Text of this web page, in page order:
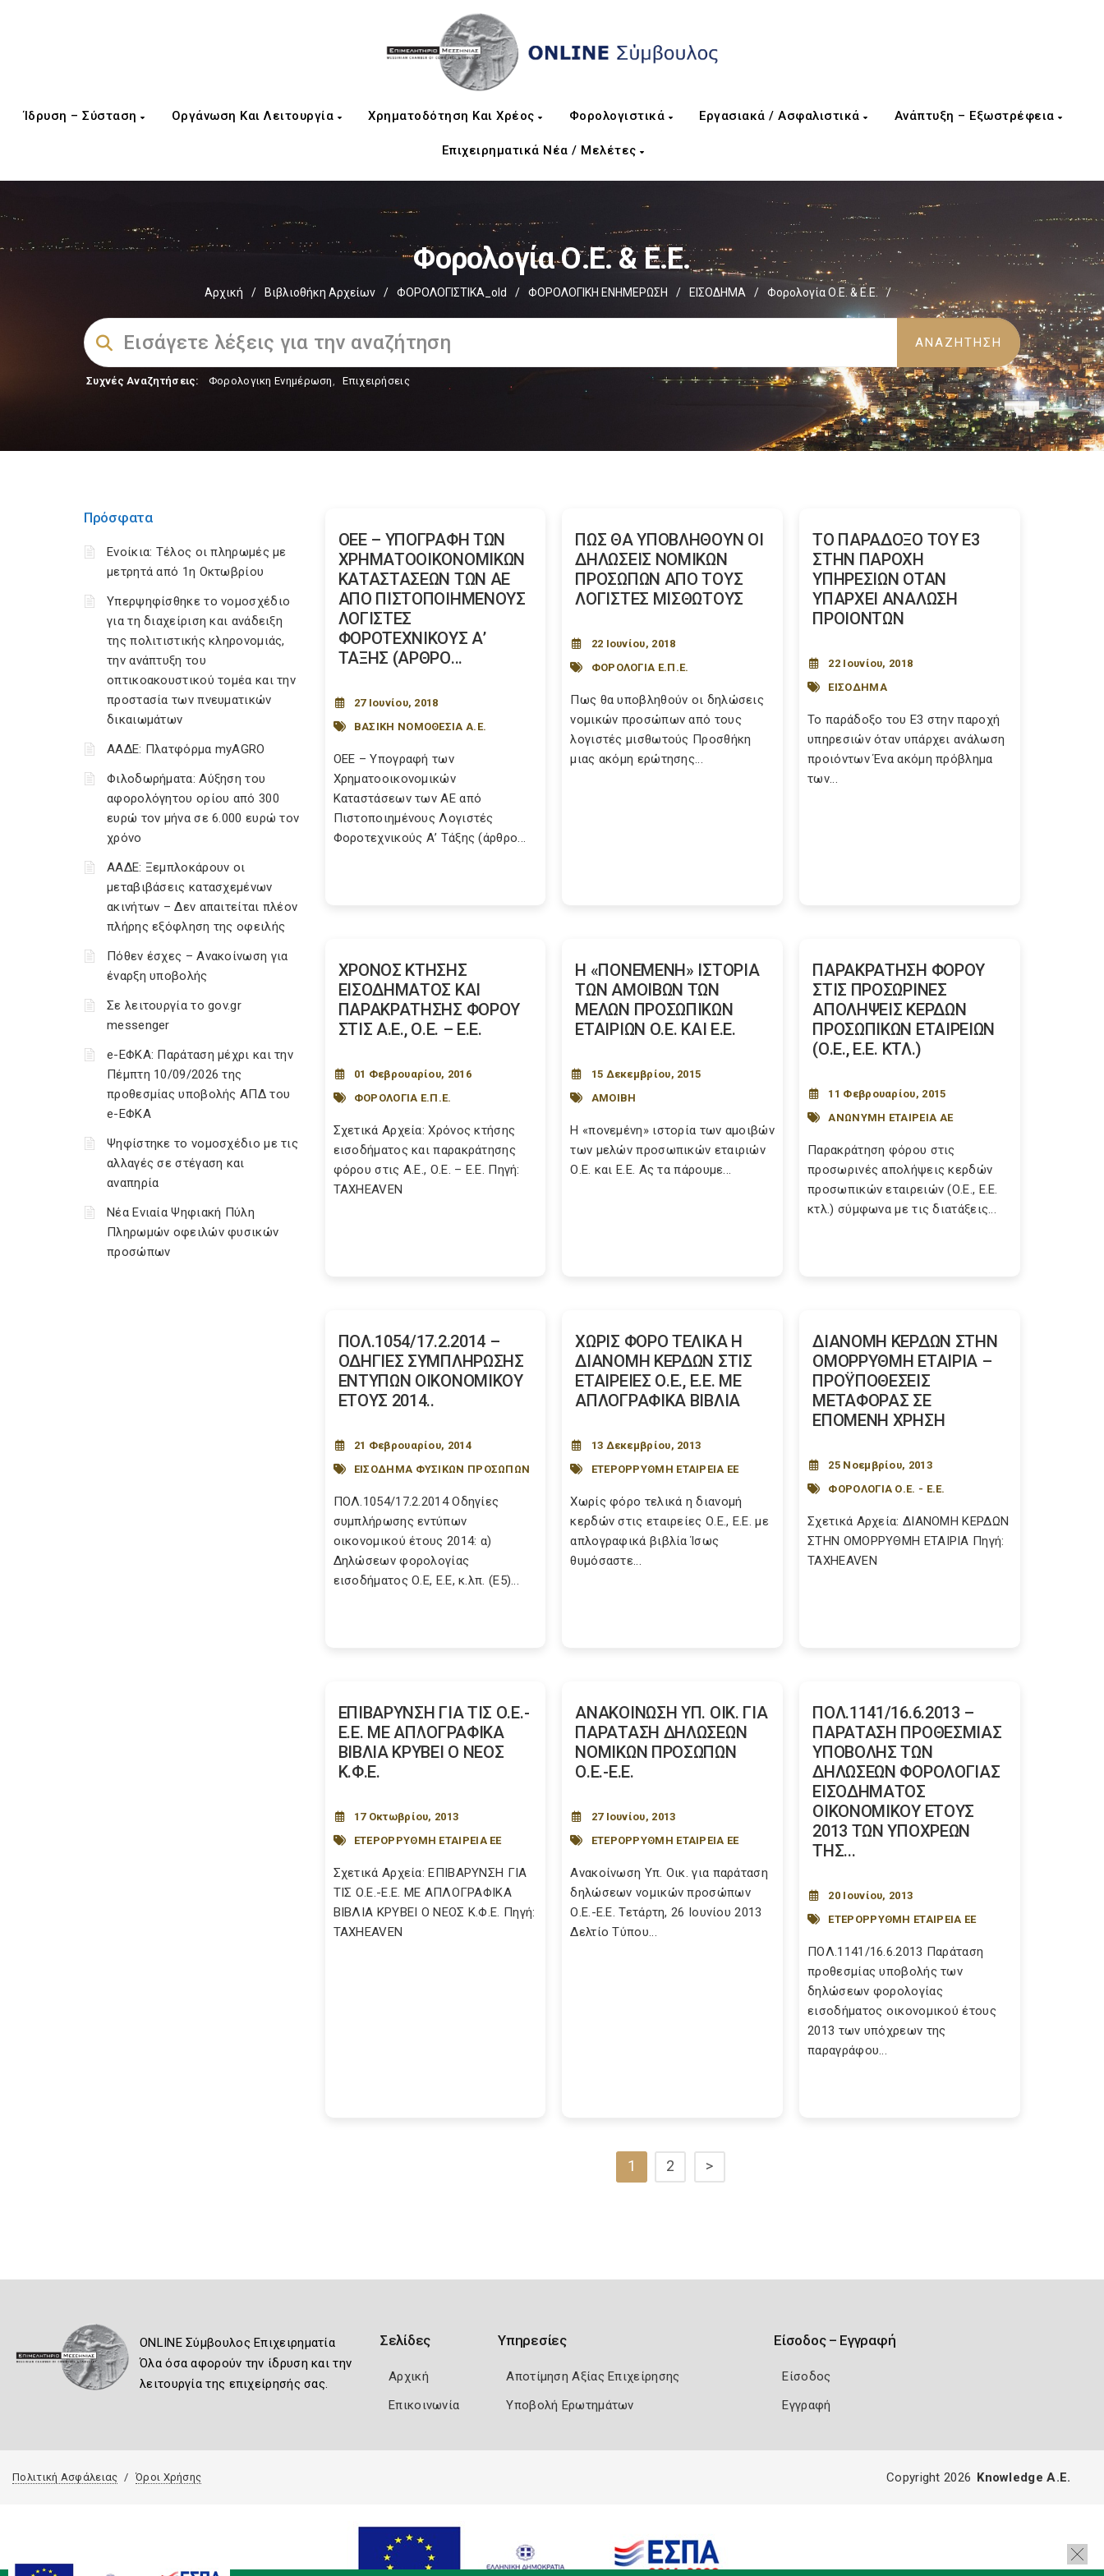
Ίδρυση – Σύσταση Οργάνωση Και Λειτουργία Χρηματοδότηση Και Χρέος Φορολογιστικά Εργασιακά / Ασφαλιστικά Ανάπτυξη – Εξωστρέφεια
Επιχειρηματικά Νέα / Μελέτες
Φορολογία Ο.Ε. & Ε.Ε.
Αρχική / Βιβλιοθήκη Αρχείων / ΦΟΡΟΛΟΓΙΣΤΙΚΑ_old / ΦΟΡΟΛΟΓΙΚΗ ΕΝΗΜΕΡΩΣΗ / ΕΙΣΟΔΗΜΑ / Φορολογία Ο.Ε. & Ε.Ε. /
Συχνές Αναζητήσεις: Φορολογικη Ενημέρωση, Επιχειρήσεις
Πρόσφατα
Ενοίκια: Τέλος οι πληρωμές με
μετρητά από 1η Οκτωβρίου
Υπερψηφίσθηκε το νομοσχέδιο
για τη διαχείριση και ανάδειξη
της πολιτιστικής κληρονομιάς,
την ανάπτυξη του
οπτικοακουστικού τομέα και την
προστασία των πνευματικών
δικαιωμάτων
ΑΑΔΕ: Πλατφόρμα myAGRO
Φιλοδωρήματα: Αύξηση του
αφορολόγητου ορίου από 300
ευρώ τον μήνα σε 6.000 ευρώ τον
χρόνο
ΑΑΔΕ: Ξεμπλοκάρουν οι
μεταβιβάσεις κατασχεμένων
ακινήτων – Δεν απαιτείται πλέον
πλήρης εξόφληση της οφειλής
Πόθεν έσχες – Ανακοίνωση για
έναρξη υποβολής
Σε λειτουργία το gov.gr
messenger
e-ΕΦΚΑ: Παράταση μέχρι και την
Πέμπτη 10/09/2026 της
προθεσμίας υποβολής ΑΠΔ του
e-ΕΦΚΑ
Ψηφίστηκε το νομοσχέδιο με τις
αλλαγές σε στέγαση και
αναπηρία
Νέα Ενιαία Ψηφιακή Πύλη
Πληρωμών οφειλών φυσικών
προσώπων
ΟΕΕ – ΥΠΟΓΡΑΦΗ ΤΩΝ
ΧΡΗΜΑΤΟΟΙΚΟΝΟΜΙΚΩΝ
ΚΑΤΑΣΤΑΣΕΩΝ ΤΩΝ ΑΕ
ΑΠΟ ΠΙΣΤΟΠΟΙΗΜΕΝΟΥΣ
ΛΟΓΙΣΤΕΣ
ΦΟΡΟΤΕΧΝΙΚΟΥΣ Α’
ΤΑΞΗΣ (ΑΡΘΡΟ...
27 Ιουνίου, 2018
ΒΑΣΙΚΗ ΝΟΜΟΘΕΣΙΑ Α.Ε.
ΟΕΕ – Υπογραφή των
Χρηματοοικονομικών
Καταστάσεων των ΑΕ από
Πιστοποιημένους Λογιστές
Φοροτεχνικούς Α’ Τάξης (άρθρο...
ΠΩΣ ΘΑ ΥΠΟΒΛΗΘΟΥΝ ΟΙ
ΔΗΛΩΣΕΙΣ ΝΟΜΙΚΩΝ
ΠΡΟΣΩΠΩΝ ΑΠΟ ΤΟΥΣ
ΛΟΓΙΣΤΕΣ ΜΙΣΘΩΤΟΥΣ
22 Ιουνίου, 2018
ΦΟΡΟΛΟΓΙΑ Ε.Π.Ε.
Πως θα υποβληθούν οι δηλώσεις
νομικών προσώπων από τους
λογιστές μισθωτούς Προσθήκη
μιας ακόμη ερώτησης...
ΤΟ ΠΑΡΑΔΟΞΟ ΤΟΥ Ε3
ΣΤΗΝ ΠΑΡΟΧΗ
ΥΠΗΡΕΣΙΩΝ ΟΤΑΝ
ΥΠΑΡΧΕΙ ΑΝΑΛΩΣΗ
ΠΡΟΙΟΝΤΩΝ
22 Ιουνίου, 2018
ΕΙΣΟΔΗΜΑ
Το παράδοξο του Ε3 στην παροχή
υπηρεσιών όταν υπάρχει ανάλωση
προιόντων Ένα ακόμη πρόβλημα
των...
ΧΡΟΝΟΣ ΚΤΗΣΗΣ
ΕΙΣΟΔΗΜΑΤΟΣ ΚΑΙ
ΠΑΡΑΚΡΑΤΗΣΗΣ ΦΟΡΟΥ
ΣΤΙΣ Α.Ε., Ο.Ε. – Ε.Ε.
01 Φεβρουαρίου, 2016
ΦΟΡΟΛΟΓΙΑ Ε.Π.Ε.
Σχετικά Αρχεία: Χρόνος κτήσης
εισοδήματος και παρακράτησης
φόρου στις Α.Ε., Ο.Ε. – Ε.Ε. Πηγή:
TAXHEAVEN
Η «ΠΟΝΕΜΕΝΗ» ΙΣΤΟΡΙΑ
ΤΩΝ ΑΜΟΙΒΩΝ ΤΩΝ
ΜΕΛΩΝ ΠΡΟΣΩΠΙΚΩΝ
ΕΤΑΙΡΙΩΝ Ο.Ε. ΚΑΙ Ε.Ε.
15 Δεκεμβρίου, 2015
ΑΜΟΙΒΗ
Η «πονεμένη» ιστορία των αμοιβών
των μελών προσωπικών εταιριών
Ο.Ε. και Ε.Ε. Ας τα πάρουμε...
ΠΑΡΑΚΡΑΤΗΣΗ ΦΟΡΟΥ
ΣΤΙΣ ΠΡΟΣΩΡΙΝΕΣ
ΑΠΟΛΗΨΕΙΣ ΚΕΡΔΩΝ
ΠΡΟΣΩΠΙΚΩΝ ΕΤΑΙΡΕΙΩΝ
(Ο.Ε., Ε.Ε. ΚΤΛ.)
11 Φεβρουαρίου, 2015
ΑΝΩΝΥΜΗ ΕΤΑΙΡΕΙΑ ΑΕ
Παρακράτηση φόρου στις
προσωρινές απολήψεις κερδών
προσωπικών εταιρειών (Ο.Ε., Ε.Ε.
κτλ.) σύμφωνα με τις διατάξεις...
ΠΟΛ.1054/17.2.2014 –
ΟΔΗΓΙΕΣ ΣΥΜΠΛΗΡΩΣΗΣ
ΕΝΤΥΠΩΝ ΟΙΚΟΝΟΜΙΚΟΥ
ΕΤΟΥΣ 2014..
21 Φεβρουαρίου, 2014
ΕΙΣΟΔΗΜΑ ΦΥΣΙΚΩΝ ΠΡΟΣΩΠΩΝ
ΠΟΛ.1054/17.2.2014 Οδηγίες
συμπλήρωσης εντύπων
οικονομικού έτους 2014: α)
Δηλώσεων φορολογίας
εισοδήματος Ο.Ε, Ε.Ε, κ.λπ. (Ε5)...
ΧΩΡΙΣ ΦΟΡΟ ΤΕΛΙΚΑ Η
ΔΙΑΝΟΜΗ ΚΕΡΔΩΝ ΣΤΙΣ
ΕΤΑΙΡΕΙΕΣ Ο.Ε., Ε.Ε. ΜΕ
ΑΠΛΟΓΡΑΦΙΚΑ ΒΙΒΛΙΑ
13 Δεκεμβρίου, 2013
ΕΤΕΡΟΡΡΥΘΜΗ ΕΤΑΙΡΕΙΑ ΕΕ
Χωρίς φόρο τελικά η διανομή
κερδών στις εταιρείες Ο.Ε., Ε.Ε. με
απλογραφικά βιβλία Ίσως
θυμόσαστε...
ΔΙΑΝΟΜΗ ΚΕΡΔΩΝ ΣΤΗΝ
ΟΜΟΡΡΥΘΜΗ ΕΤΑΙΡΙΑ –
ΠΡΟΫΠΟΘΕΣΕΙΣ
ΜΕΤΑΦΟΡΑΣ ΣΕ
ΕΠΟΜΕΝΗ ΧΡΗΣΗ
25 Νοεμβρίου, 2013
ΦΟΡΟΛΟΓΙΑ Ο.Ε. - Ε.Ε.
Σχετικά Αρχεία: ΔΙΑΝΟΜΗ ΚΕΡΔΩΝ
ΣΤΗΝ ΟΜΟΡΡΥΘΜΗ ΕΤΑΙΡΙΑ Πηγή:
TAXHEAVEN
ΕΠΙΒΑΡΥΝΣΗ ΓΙΑ ΤΙΣ Ο.Ε.-
Ε.Ε. ΜΕ ΑΠΛΟΓΡΑΦΙΚΑ
ΒΙΒΛΙΑ ΚΡΥΒΕΙ Ο ΝΕΟΣ
Κ.Φ.Ε.
17 Οκτωβρίου, 2013
ΕΤΕΡΟΡΡΥΘΜΗ ΕΤΑΙΡΕΙΑ ΕΕ
Σχετικά Αρχεία: ΕΠΙΒΑΡΥΝΣΗ ΓΙΑ
ΤΙΣ Ο.Ε.-Ε.Ε. ΜΕ ΑΠΛΟΓΡΑΦΙΚΑ
ΒΙΒΛΙΑ ΚΡΥΒΕΙ Ο ΝΕΟΣ Κ.Φ.Ε. Πηγή:
TAXHEAVEN
ΑΝΑΚΟΙΝΩΣΗ ΥΠ. ΟΙΚ. ΓΙΑ
ΠΑΡΑΤΑΣΗ ΔΗΛΩΣΕΩΝ
ΝΟΜΙΚΩΝ ΠΡΟΣΩΠΩΝ
Ο.Ε.-Ε.Ε.
27 Ιουνίου, 2013
ΕΤΕΡΟΡΡΥΘΜΗ ΕΤΑΙΡΕΙΑ ΕΕ
Ανακοίνωση Υπ. Οικ. για παράταση
δηλώσεων νομικών προσώπων
Ο.Ε.-Ε.Ε. Τετάρτη, 26 Ιουνίου 2013
Δελτίο Τύπου...
ΠΟΛ.1141/16.6.2013 –
ΠΑΡΑΤΑΣΗ ΠΡΟΘΕΣΜΙΑΣ
ΥΠΟΒΟΛΗΣ ΤΩΝ
ΔΗΛΩΣΕΩΝ ΦΟΡΟΛΟΓΙΑΣ
ΕΙΣΟΔΗΜΑΤΟΣ
ΟΙΚΟΝΟΜΙΚΟΥ ΕΤΟΥΣ
2013 ΤΩΝ ΥΠΟΧΡΕΩΝ
ΤΗΣ...
20 Ιουνίου, 2013
ΕΤΕΡΟΡΡΥΘΜΗ ΕΤΑΙΡΕΙΑ ΕΕ
ΠΟΛ.1141/16.6.2013 Παράταση
προθεσμίας υποβολής των
δηλώσεων φορολογίας
εισοδήματος οικονομικού έτους
2013 των υπόχρεων της
παραγράφου...
1 2 >
ONLINE Σύμβουλος Επιχειρηματία
Όλα όσα αφορούν την ίδρυση και την
λειτουργία της επιχείρησής σας.
Σελίδες
Αρχική
Επικοινωνία
Υπηρεσίες
Αποτίμηση Αξίας Επιχείρησης
Υποβολή Ερωτημάτων
Είσοδος – Εγγραφή
Είσοδος
Εγγραφή
Πολιτική Ασφάλειας Όροι Χρήσης Copyright 2026 Knowledge A.E.